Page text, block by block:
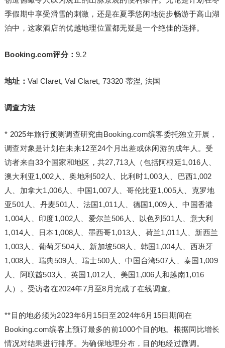
季假期中享受滑雪的刺激，还是在夏季悠闲地徒步畅游于高山湖
泊中，这家酒店的优越地理位置都无疑是一个绝佳的选择。
Booking.com评分：9.2
地址： Val Claret, Val Claret, 73320 蒂涅, 法国
调查方法
* 2025年旅行预测调查研究由Booking.com缤客委托独立开展，
调查对象是计划在未来12至24个月出差或休闲游的成年人。受
访者来自33个国家和地区，共27,713人（包括阿根廷1,016人、
澳大利亚1,002人、奥地利502人、比利时1,003人、巴西1,002
人、加拿大1,006人、中国1,007人、哥伦比亚1,005人、克罗地
亚501人、丹麦501人、法国1,011人、德国1,009人、中国香港
1,004人、印度1,002人、爱尔兰506人、以色列501人、意大利
1,014人、日本1,008人、墨西哥1,013人、荷兰1,011人、新西兰
1,003人、葡萄牙504人、新加坡508人、韩国1,004人、西班牙
1,008人、瑞典509人、瑞士500人、中国台湾507人、泰国1,009
人、阿联酋503人、英国1,012人、美国1,006人和越南1,016
人）。受访者在2024年7月至8月完成了在线调查。
**目的地必须为2023年6月15日至2024年6月15日期间在
Booking.com缤客上预订最多的前1000个目的地。根据同比增长
情况对结果进行排序。为确保地理分布，目的地经过微调。